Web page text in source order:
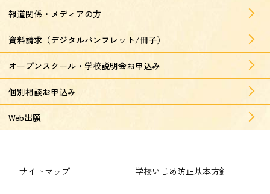
報道関係・メディアの方
資料請求（デジタルパンフレット/冊子）
オープンスクール・学校説明会お申込み
個別相談お申込み
Web出願
サイトマップ 学校いじめ防止基本方針